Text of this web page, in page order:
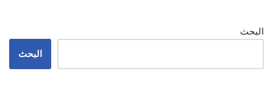
البحث
البحث